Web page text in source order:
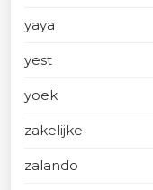
yaya
yest
yoek
zakelijke
zalando